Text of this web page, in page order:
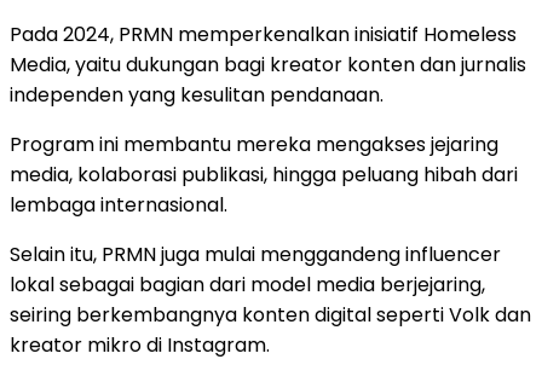
Pada 2024, PRMN memperkenalkan inisiatif Homeless
Media, yaitu dukungan bagi kreator konten dan jurnalis
independen yang kesulitan pendanaan.
Program ini membantu mereka mengakses jejaring
media, kolaborasi publikasi, hingga peluang hibah dari
lembaga internasional.
Selain itu, PRMN juga mulai menggandeng influencer
lokal sebagai bagian dari model media berjejaring,
seiring berkembangnya konten digital seperti Volk dan
kreator mikro di Instagram.